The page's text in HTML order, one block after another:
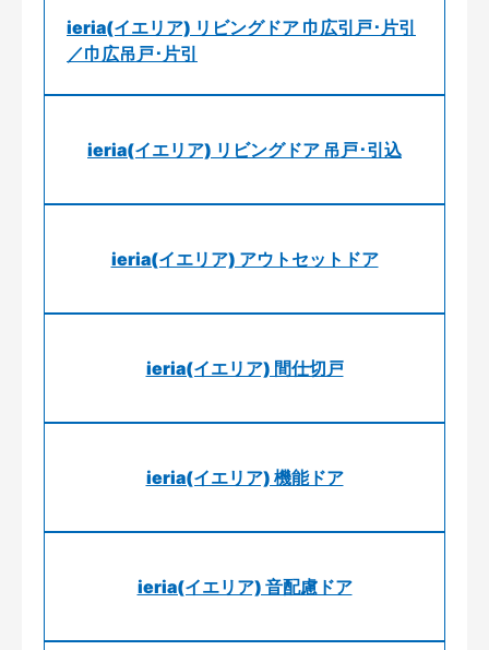
ieria(イエリア) リビングドア 巾広引戸･片引
／巾広吊戸･片引
ieria(イエリア) リビングドア 吊戸･引込
ieria(イエリア) アウトセットドア
ieria(イエリア) 間仕切戸
ieria(イエリア) 機能ドア
ieria(イエリア) 音配慮ドア